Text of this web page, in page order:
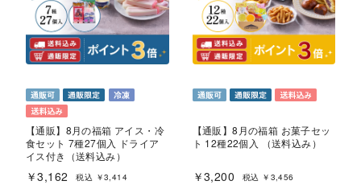
【通販】8月の福箱 アイス・冷
食セット 7種27個入 ドライア
イス付き（送料込み）
￥3,162 税込 ￥3,414
【通販】8月の福箱 お菓子セッ
ト 12種22個入 （送料込み）
￥3,200 税込 ￥3,456